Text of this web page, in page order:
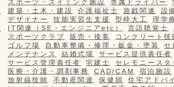
スポーツ・スイミング施設
専属ドライバー
建築・土木・建設
介護福祉士 遊戯関連 設
デザイナー
技能実習生支援 型枠大工 理学
IT関連（SE・エンジニアetc）
言語聴覚士
スポーツクラブ
販売・接客 コンクリート技
ゴルフ場
自動車整備・修理・鈑金・塗装 セ
メンテナンス
結婚式場 サービス提供責任者
サービス管理責任者
宅建士
セレモニースタ
医療・介護・調剤事務
CAD/CAM 宿泊施設
放射線技師
不動産関連 保健師 住宅アドバ